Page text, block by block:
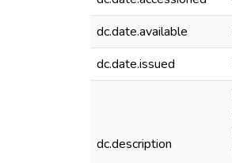
dc.date.available
dc.date.issued
dc.description